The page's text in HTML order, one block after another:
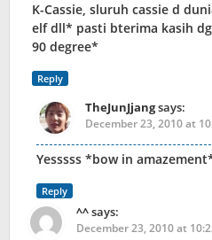
K-Cassie, sluruh cassie d
elf dll* pasti bterima kasih
90 degree*
Reply
TheJunJjangsays:
December 23, 2010 at
Yesssss *bow in
Reply
^^says:
December 23, 2010 at